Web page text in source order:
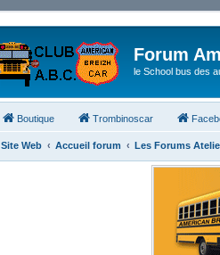
Forum
le School bus des
Boutique Trombinoscar
Site Web Accueil forum Les Forums